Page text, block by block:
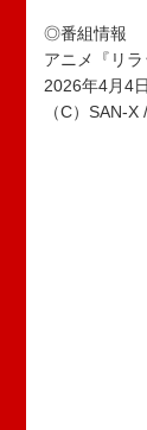
◎番組情報
アニメ『リラ
2026年4月4
（C）SAN-